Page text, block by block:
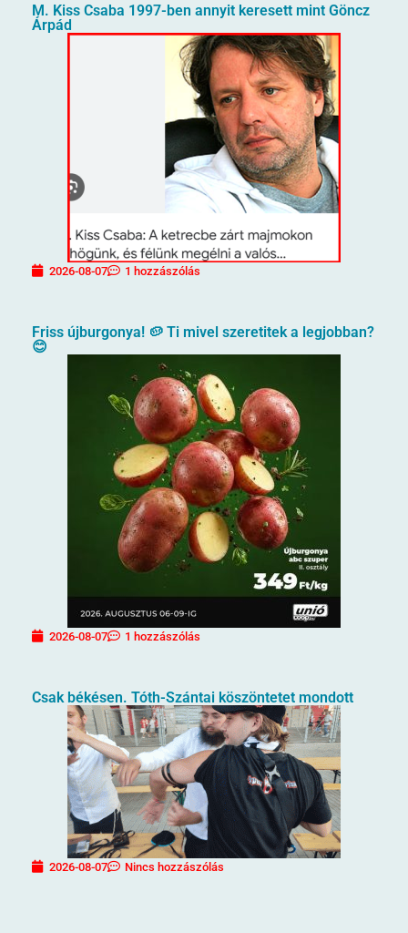
M. Kiss Csaba 1997-ben annyit keresett mint Göncz
Árpád
2026-08-07 1 hozzászólás
Friss újburgonya! 🥔 Ti mivel szeretitek a legjobban?
😊
2026-08-07 1 hozzászólás
Csak békésen. Tóth-Szántai köszöntetet mondott
2026-08-07 Nincs hozzászólás